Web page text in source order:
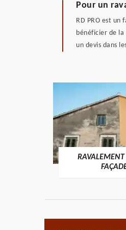
Pour un
RD PRO est un
bénéficier de
un devis dans